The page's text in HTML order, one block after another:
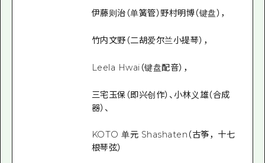
伊藤则治（单簧管）野村明博（键盘），
竹内文野（二胡爱尔兰小提琴），
Leela Hwai（键盘配音），
三宅玉保（即兴创作）、小林义雄（合成
器）、
KOTO 单元 Shashaten（古筝，十七
根琴弦）